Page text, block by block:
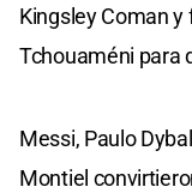
Kingsley Coman y
Tchouaméni para
Messi, Paulo
Montiel